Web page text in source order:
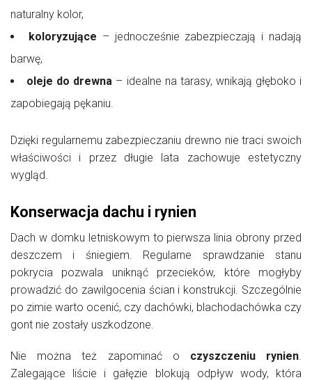
naturalny kolor,
koloryzujące – jednocześnie zabezpieczają i nadają
barwę,
oleje do drewna – idealne na tarasy, wnikają głęboko i
zapobiegają pękaniu.
Dzięki regularnemu zabezpieczaniu drewno nie traci swoich
właściwości i przez długie lata zachowuje estetyczny
wygląd.
Konserwacja dachu i rynien
Dach w domku letniskowym to pierwsza linia obrony przed
deszczem i śniegiem. Regularne sprawdzanie stanu
pokrycia pozwala uniknąć przecieków, które mogłyby
prowadzić do zawilgocenia ścian i konstrukcji. Szczególnie
po zimie warto ocenić, czy dachówki, blachodachówka czy
gont nie zostały uszkodzone.
Nie można też zapominać o czyszczeniu rynien.
Zalegające liście i gałęzie blokują odpływ wody, która